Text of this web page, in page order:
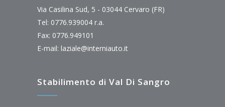
Via Casilina Sud, 5 - 03044 Cervaro (FR)
Tel: 0776.939004 r.a.
Fax: 0776.949101
E-mail: laziale@interniauto.it
Stabilimento di Val Di Sangro